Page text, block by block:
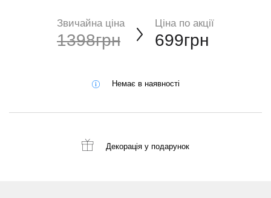
Звичайна ціна
1398грн
Ціна по акції
699грн
Немає в наявності
Декорація у подарунок